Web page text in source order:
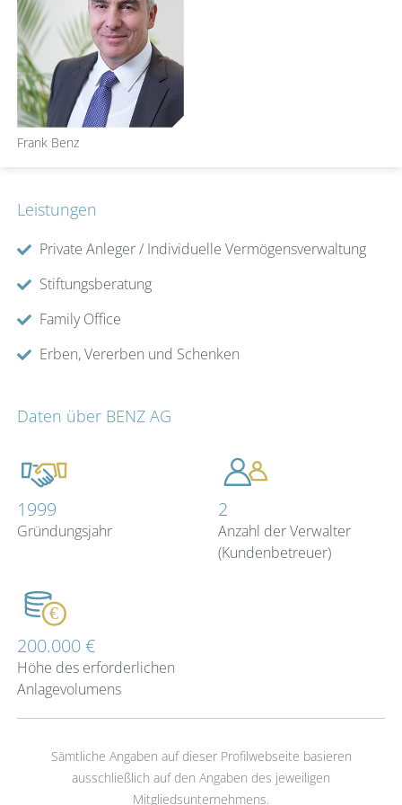
Frank Benz
Leistungen
Private Anleger / Individuelle Vermögensverwaltung
Stiftungsberatung
Family Office
Erben, Vererben und Schenken
Daten über BENZ AG
1999
Gründungsjahr
2
Anzahl der Verwalter
(Kundenbetreuer)
200.000 €
Höhe des erforderlichen
Anlagevolumens
Sämtliche Angaben auf dieser Profilwebseite basieren
ausschließlich auf den Angaben des jeweiligen
Mitgliedsunternehmens.